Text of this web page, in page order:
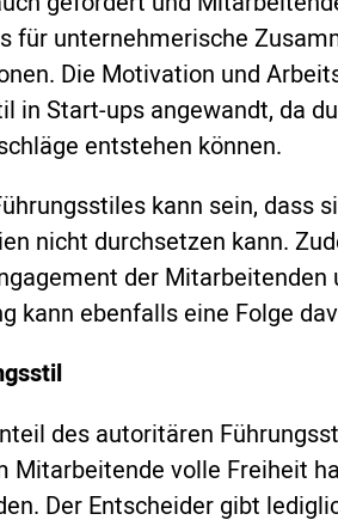
für unternehmerische
Die Motivation und
in Start-ups angewandt, da
entstehen können.
kann sein, dass
nicht durchsetzen kann.
der Mitarbeitenden
kann ebenfalls eine Folge
des autoritären
Mitarbeitende volle Freiheit
Der Entscheider gibt